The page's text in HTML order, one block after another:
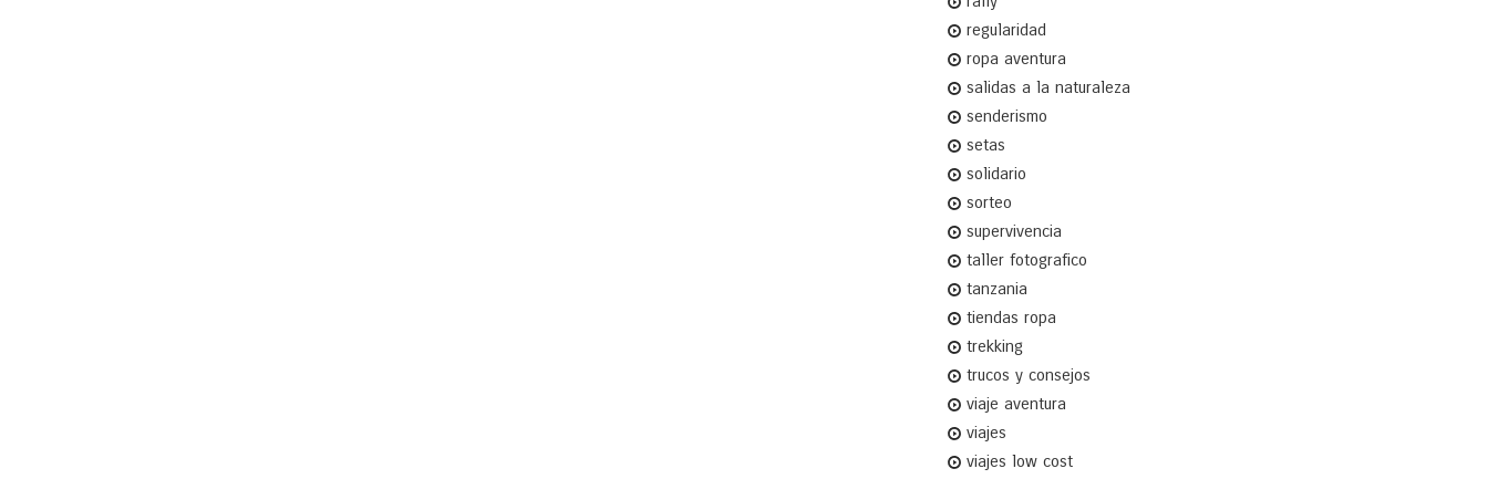
regularidad
ropa aventura
salidas a la naturaleza
senderismo
setas
solidario
sorteo
supervivencia
taller fotografico
tanzania
tiendas ropa
trekking
trucos y consejos
viaje aventura
viajes
viajes low cost